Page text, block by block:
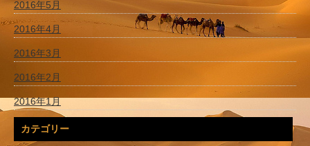
2016年5月
2016年4月
2016年3月
2016年2月
2016年1月
カテゴリー